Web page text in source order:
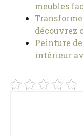
meubles
découvrez
Peinture
intérieur